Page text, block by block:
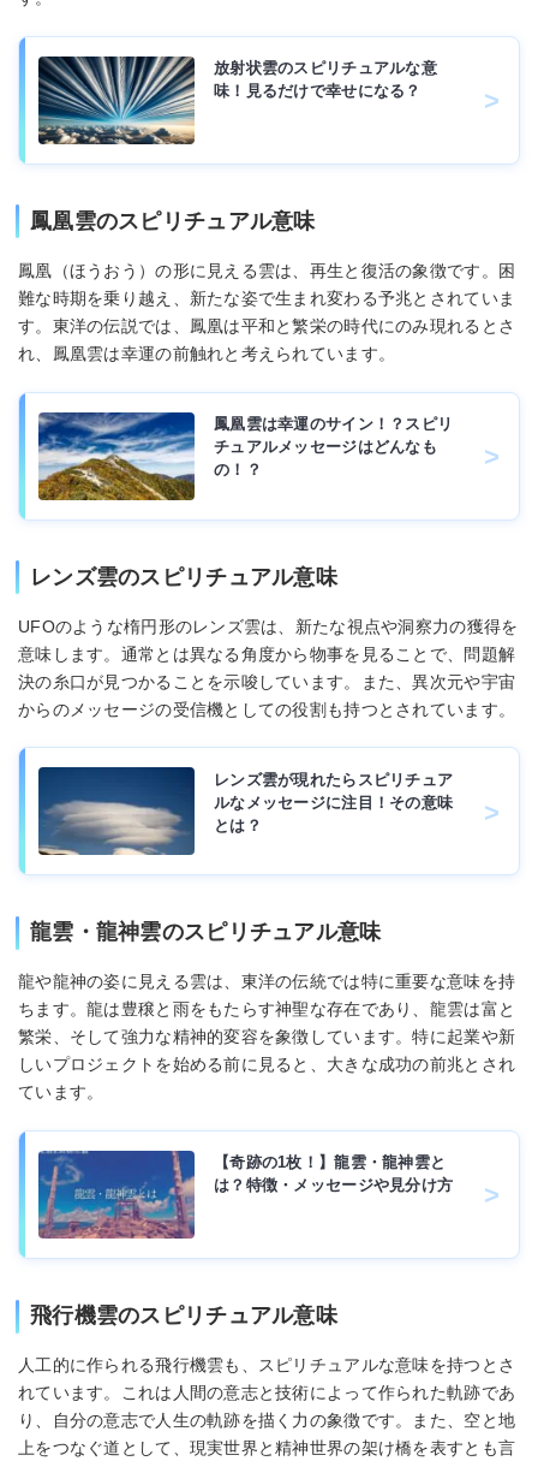
放射状雲のスピリチュアルな意
味！見るだけで幸せになる？
鳳凰雲のスピリチュアル意味
鳳凰（ほうおう）の形に見える雲は、再生と復活の象徴です。困
難な時期を乗り越え、新たな姿で生まれ変わる予兆とされていま
す。東洋の伝説では、鳳凰は平和と繁栄の時代にのみ現れるとさ
れ、鳳凰雲は幸運の前触れと考えられています。
鳳凰雲は幸運のサイン！？スピリ
チュアルメッセージはどんなも
の！？
レンズ雲のスピリチュアル意味
UFOのような楕円形のレンズ雲は、新たな視点や洞察力の獲得を
意味します。通常とは異なる角度から物事を見ることで、問題解
決の糸口が見つかることを示唆しています。また、異次元や宇宙
からのメッセージの受信機としての役割も持つとされています。
レンズ雲が現れたらスピリチュア
ルなメッセージに注目！その意味
とは？
龍雲・龍神雲のスピリチュアル意味
龍や龍神の姿に見える雲は、東洋の伝統では特に重要な意味を持
ちます。龍は豊穣と雨をもたらす神聖な存在であり、龍雲は富と
繁栄、そして強力な精神的変容を象徴しています。特に起業や新
しいプロジェクトを始める前に見ると、大きな成功の前兆とされ
ています。
【奇跡の1枚！】龍雲・龍神雲と
は？特徴・メッセージや見分け方
飛行機雲のスピリチュアル意味
人工的に作られる飛行機雲も、スピリチュアルな意味を持つとさ
れています。これは人間の意志と技術によって作られた軌跡であ
り、自分の意志で人生の軌跡を描く力の象徴です。また、空と地
上をつなぐ道として、現実世界と精神世界の架け橋を表すとも言